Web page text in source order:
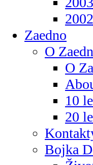
2002
Zaedno
O
O
10
20
Bojka